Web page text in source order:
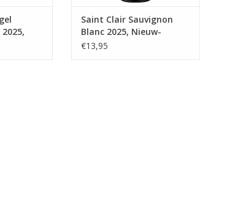
Saint Clair Sauvignon
Blanc 2025, Nieuw-
Zeeland
€13,95